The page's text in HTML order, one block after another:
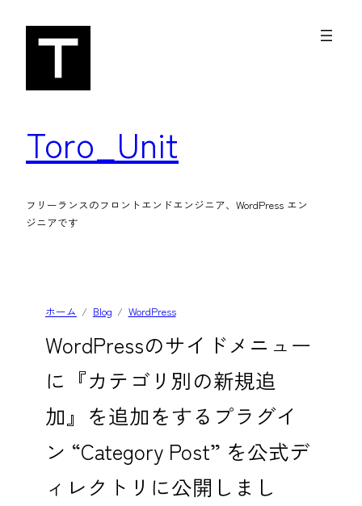
Toro_Unit
フリーランスのフロントエンドエンジニア、WordPress エン
ジニアです
ホーム Blog WordPress
WordPressのサイドメニュー
に『カテゴリ別の新規追
加』を追加をするプラグイ
ン “Category Post” を公式デ
ィレクトリに公開しまし